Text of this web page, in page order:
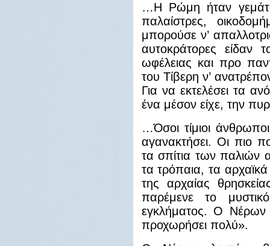
…Η Ρώμη ήταν
παλαίστρες,
μπορούσε ν’
αυτοκράτορες είδαν
ωφέλειας και προ
του Τίβερη ν’
Για να εκτελέσει τα
ένα μέσον είχε, την
…Όσοι τίμιοι
αγανακτήσει. Οι πιο
τα σπίτια των παλιών
τα τρόπαια, τα
της αρχαίας
παρέμενε το
εγκλήματος. Ο Νέρων
προχωρήσει πολύ».